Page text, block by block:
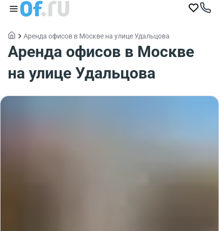
Аренда офисов в Москве на улице Удальцова
Аренда офисов в Москве
на улице Удальцова